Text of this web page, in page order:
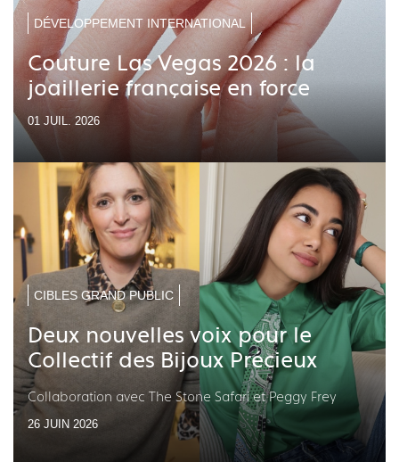
DÉVELOPPEMENT INTERNATIONAL
Couture Las Vegas 2026 : la
joaillerie française en force
01 JUIL. 2026
CIBLES GRAND PUBLIC
Deux nouvelles voix pour le
Collectif des Bijoux Précieux
Collaboration avec The Stone Safari et Peggy Frey
26 JUIN 2026